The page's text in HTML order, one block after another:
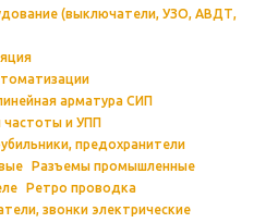
(выключатели, УЗО, АВДТ,
арматура СИП
частоты и УПП
предохранители
Разъемы промышленные
Ретро проводка
звонки электрические